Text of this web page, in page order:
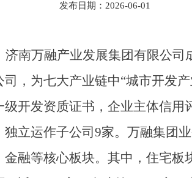
发布日期：2026-06-01
济南万融产业发展集团有限公司
司，为七大产业链中“城市开发
级开发资质证书，企业主体信
独立运作子公司9家。万融集团
金融等核心板块。其中，住宅板